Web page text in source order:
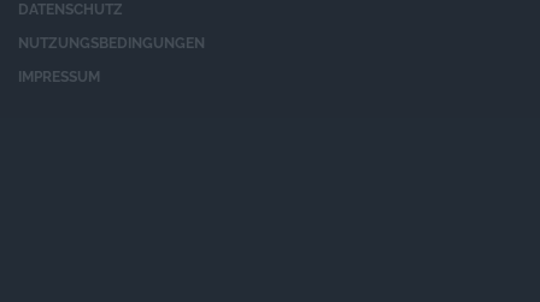
DATENSCHUTZ
NUTZUNGSBEDINGUNGEN
IMPRESSUM